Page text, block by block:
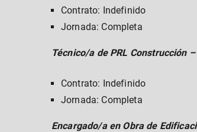
Contrato: Indefinido
Jornada: Completa
Técnico/a de PRL Construcción
Contrato: Indefinido
Jornada: Completa
Encargado/a en Obra de